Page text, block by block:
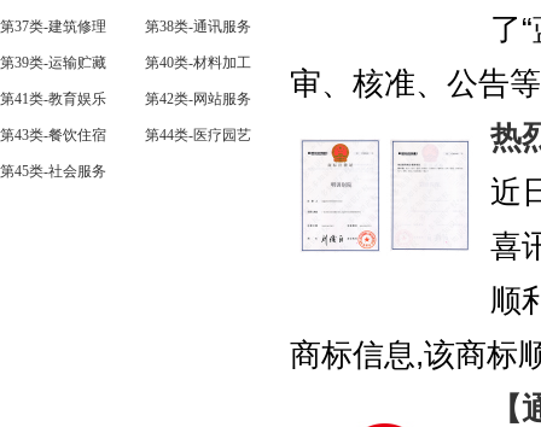
第37类-建筑修理 第38类-通讯服务
第39类-运输贮藏 第40类-材料加工
第41类-教育娱乐 第42类-网站服务
第43类-餐饮住宿 第44类-医疗园艺
第45类-社会服务
了
审、核准、公告
热
近
喜
顺
商标信息,该商标